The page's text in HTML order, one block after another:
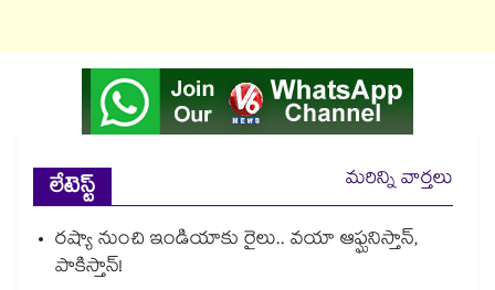
లేటెస్ట్
మరిన్ని వార్తలు
రష్యా నుంచి ఇండియాకు రైలు.. వయా ఆఫ్ఘనిస్తాన్,
పాకిస్తాన్!